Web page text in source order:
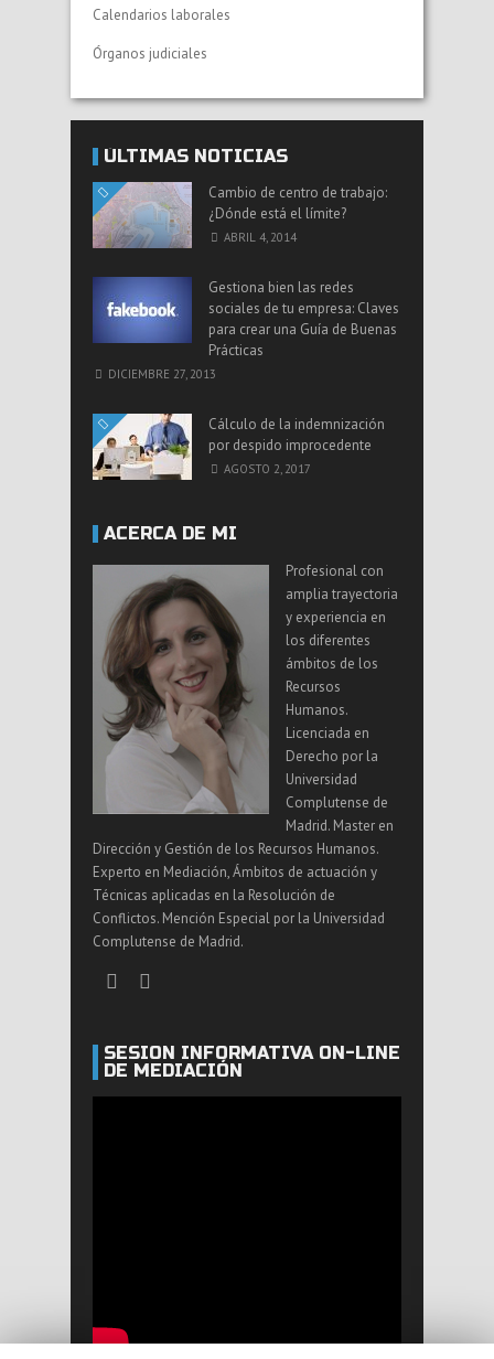
Calendarios laborales
Órganos judiciales
ÚLTIMAS NOTICIAS
Cambio de centro de trabajo:
¿Dónde está el límite?
ABRIL 4, 2014
Gestiona bien las redes
sociales de tu empresa: Claves
para crear una Guía de Buenas
Prácticas
DICIEMBRE 27, 2013
Cálculo de la indemnización
por despido improcedente
AGOSTO 2, 2017
ACERCA DE MI
Profesional con
amplia trayectoria
y experiencia en
los diferentes
ámbitos de los
Recursos
Humanos.
Licenciada en
Derecho por la
Universidad
Complutense de
Madrid. Master en
Dirección y Gestión de los Recursos Humanos.
Experto en Mediación, Ámbitos de actuación y
Técnicas aplicadas en la Resolución de
Conflictos. Mención Especial por la Universidad
Complutense de Madrid.
SESIÓN INFORMATIVA ON-LINE
DE MEDIACIÓN